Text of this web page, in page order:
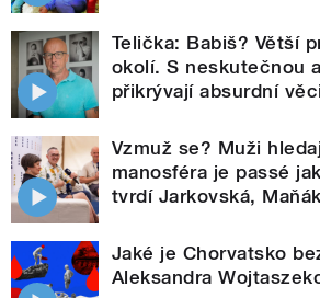
Telička: Babiš? Větší
okolí. S neskutečnou
přikrývají absurdní věci
Vzmuž se? Muži
manosféra je passé
tvrdí Jarkovská,
Jaké je Chorvatsko
Aleksandra